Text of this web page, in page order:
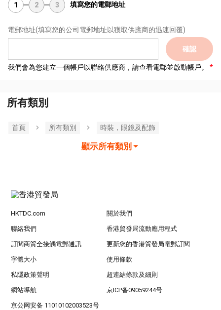
1 2 3 填寫您的電郵地址
電郵地址(填寫您的公司電郵地址以獲取供應商的迅速回覆)
確認
我們會為您建立一個帳戶以聯絡供應商，請查看電郵並啟動帳戶。
所有類別
首頁 所有類別 時裝，眼鏡及配飾
顯示所有類別
HKTDC.com 關於我們
聯絡我們 香港貿發局流動應用程式
訂閱商貿全接觸電郵通訊 更新您的香港貿發局電郵訂閱
字體大小 使用條款
私隱政策聲明 超連結條款及細則
網站導航 京ICP备09059244号
京公网安备 11010102003523号